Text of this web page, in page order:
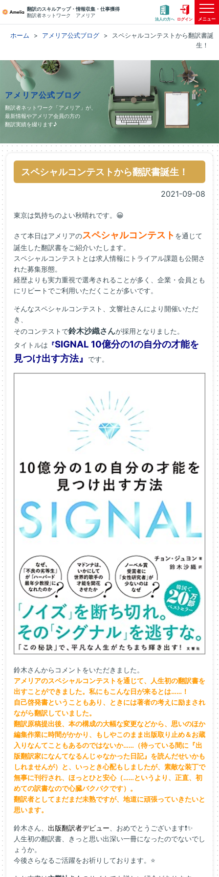
翻訳のスキルアップ・情報収集・仕事獲得
翻訳者ネットワーク アメリア
法人の方へ ログイン メニュー
ホーム アメリア公式ブログ
スペシャルコンテストから翻訳書誕
生！
アメリア公式ブログ
翻訳者ネットワーク「アメリア」が、
最新情報やアメリア会員の方の
翻訳実績を綴ります♪
スペシャルコンテストから翻訳書誕生！
2021-09-08
東京は気持ちのよい秋晴れです。😀
さて本日はアメリアのスペシャルコンテスト を通じて
誕生した翻訳書をご紹介いたします。
スペシャルコンテストとは求人情報にトライアル課題も公開さ
れた募集形態。
経歴よりも実力重視で選考されることが多く、企業・会員とも
にリピートでご利用いただくことが多いです。
そんなスペシャルコンテスト、文響社さんにより開催いただ
き、
そのコンテストで鈴木沙織さんが採用となりました。
タイトルは 『SIGNAL 10億分の1の自分の才能を
見つけ出す方法』
です。
鈴木さんからコメントをいただきました。
アメリアのスペシャルコンテストを通じて、人生初の翻訳書を
出すことができました。私にもこんな日が来るとは……！
自己啓発書ということもあり、ときには著者の考えに励まされ
ながら翻訳していました。
翻訳原稿提出後、本の構成の大幅な変更などから、思いのほか
編集作業に時間がかかり、もしやこのまま出版取り止め＆お蔵
入りなんてこともあるのではないか……（待っている間に『出
版翻訳家になんてなるんじゃなかった日記』を読んだせいかも
しれませんが）と、いっとき心配もしましたが、素敵な装丁で
無事に刊行され、ほっとひと安心（……というより、正直、初
めての訳書なので心臓バクバクです）。
翻訳者としてまだまだ未熟ですが、地道に頑張っていきたいと
思います。
鈴木さん、 出版翻訳者デビュー 、おめでとうございます❗✨
人生初の翻訳書、きっと思い出深い一冊になったのでないでし
ょうか。
今後さらなるご活躍をお祈りしております。⭐